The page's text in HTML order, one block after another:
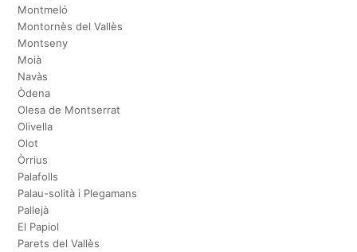
Montmeló
Montornès del Vallès
Montseny
Moià
Navàs
Òdena
Olesa de Montserrat
Olivella
Olot
Òrrius
Palafolls
Palau-solità i Plegamans
Pallejà
El Papiol
Parets del Vallès